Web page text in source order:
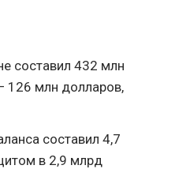
составил 432 млн
126 млн долларов,
составил 4,7
в 2,9 млрд